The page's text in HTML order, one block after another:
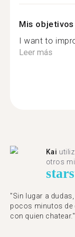
Mis
I want to
Leer más
Kai
otros
star
"Sin lugar a
pocos minutos de
con quien chatear."